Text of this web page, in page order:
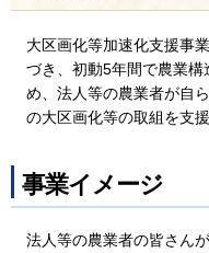
大区画化等加速化支援事
づき、初動5年間で農業
め、法⼈等の農業者が⾃
の大区画化等の取組を支援
事業イメージ
法人等の農業者の皆さん